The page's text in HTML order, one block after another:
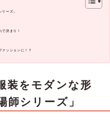
リーズ」
決まり！
ァッションに！？
装をモダンな形
師シリーズ」